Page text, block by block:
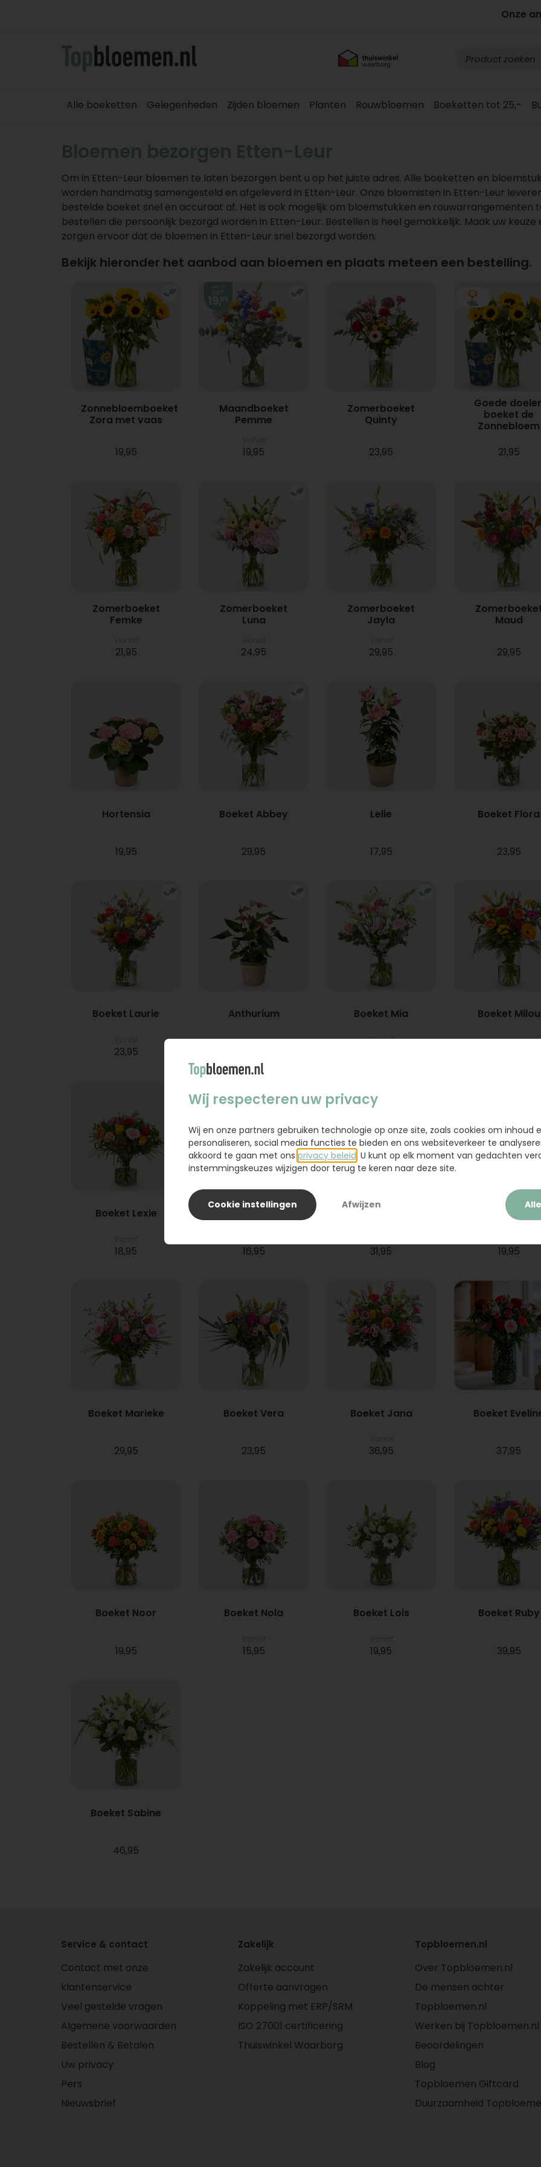
Onze
Alle boeketten Gelegenheden Zijden bloemen Planten Rouwbloemen Boeketten tot 25,-
Bloemen bezorgen Etten-Leur
Om in Etten-Leur bloemen te laten bezorgen bent u op het juiste adres. Alle boeketten en
worden handmatig samengesteld en afgeleverd in Etten-Leur. Onze bloemisten in Etten-Leur
bestelde boeket snel en accuraat af. Het is ook mogelijk om bloemstukken en rouwarrangementen
bestellen die persoonlijk bezorgd worden in Etten-Leur. Bestellen is heel gemakkelijk. Maak uw keuze
zorgen ervoor dat de bloemen in Etten-Leur snel bezorgd worden.
Bekijk hieronder het aanbod aan bloemen en plaats meteen een bestelling.
Zonnebloemboeket
Zora met vaas
19,95
Maandboeket
Pemme
19,95
Zomerboeket
Quinty
23,95
Goede
boeket de
Zonnebloem
21,95
Zomerboeket
Femke
21,95
Zomerboeket
Luna
24,95
Zomerboeket
Jayla
29,95
Maud
29,95
Hortensia
19,95
Boeket Abbey
29,95
Lelie
17,95
Boeket Flora
23,95
Boeket Laurie
23,95
Anthurium Boeket Mia
Vanaf
Boeket Milou
Boeket Lexie
18,95
Phlebodium
16,95
Boeket Raya
31,95
Sanseveria
19,95
Boeket Marieke
29,95
Boeket Vera
23,95
Boeket Jana
36,95
Boeket
37,95
Boeket Noor
19,95
Boeket Nola
15,95
Boeket Lois
19,95
Boeket Ruby
39,95
Boeket Sabine
46,95
Service & contact
Contact met onze
klantenservice
Veel gestelde vragen
Algemene voorwaarden
Bestellen & Betalen
Uw privacy
Pers
Nieuwsbrief
Zakelijk
Zakelijk account
Offerte aanvragen
Koppeling met ERP/SRM
ISO 27001 certificering
Thuiswinkel Waarborg
Topbloemen.nl
Over Topbloemen.nl
De mensen achter
Topbloemen.nl
Werken bij Topbloemen.nl
Beoordelingen
Blog
Topbloemen Giftcard
Duurzaamheid
Wij respecteren uw privacy
Wij en onze partners gebruiken technologie op onze site, zoals cookies om inhoud
personaliseren, social media functies te bieden en ons websiteverkeer te
akkoord te gaan met ons privacy beleid . U kunt op elk moment van gedachten
instemmingskeuzes wijzigen door terug te keren naar deze site.
Cookie instellingen Afwijzen